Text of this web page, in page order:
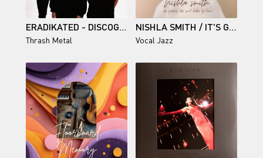
ERADIKATED - DISCOGRAPHY (2021-2026)
Thrash Metal
NISHLA SMITH / IT'S GETTING LATE YOU'D BETTER GO HOME
Vocal Jazz